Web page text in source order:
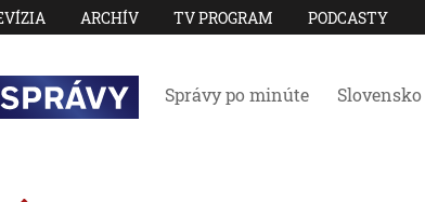
ARCHÍV TV PROGRAM PODCASTY
Správy po minúte Slovensko